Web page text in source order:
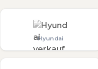
Hyundai